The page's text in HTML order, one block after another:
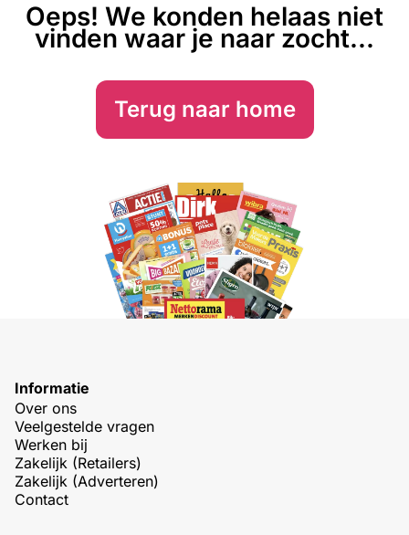
Oeps! We konden helaas niet
vinden waar je naar zocht...
Terug naar home
Informatie
Over ons
Veelgestelde vragen
Werken bij
Zakelijk (Retailers)
Zakelijk (Adverteren)
Contact